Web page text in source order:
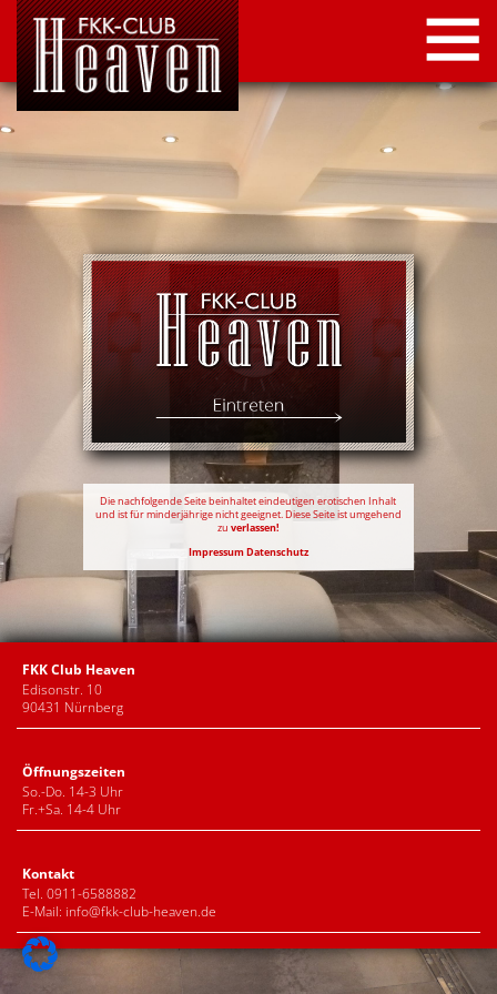
STARTSEITE
LOCATION
NEWS
KONTAKT
IMPRESSUM
DATENSCHUTZ
Die nachfolgende Seite beinhaltet eindeutigen erotischen Inhalt
und ist für minderjährige nicht geeignet. Diese Seite ist umgehend
zu verlassen!
Impressum Datenschutz
FKK Club Heaven
Edisonstr. 10
90431 Nürnberg
Öffnungszeiten
So.-Do. 14-3 Uhr
Fr.+Sa. 14-4 Uhr
Kontakt
Tel. 0911-6588882
E-Mail: info@fkk-club-heaven.de